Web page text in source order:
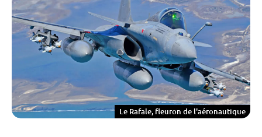
Le Rafale, fleuron de l'aéronautique